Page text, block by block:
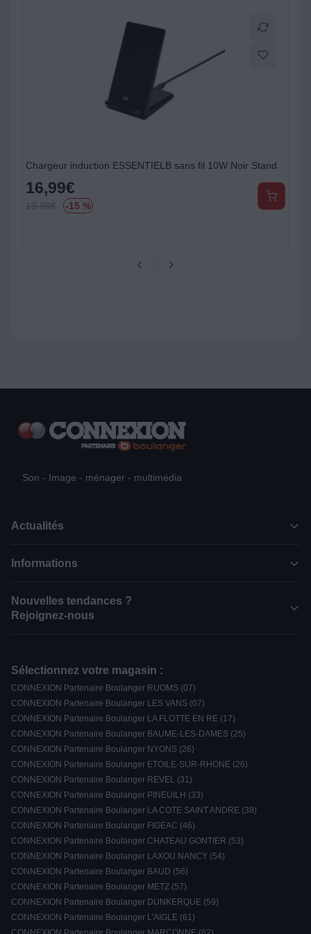
Chargeur induction ESSENTIELB sans fil 10W Noir Stand
16,99€
19.99€ -15 %
Son - Image - ménager - multimédia
Actualités
Informations
Nouvelles tendances ?
Rejoignez-nous
Sélectionnez votre magasin :
CONNEXION Partenaire Boulanger RUOMS (07)
CONNEXION Partenaire Boulanger LES VANS (07)
CONNEXION Partenaire Boulanger LA FLOTTE EN RE (17)
CONNEXION Partenaire Boulanger BAUME-LES-DAMES (25)
CONNEXION Partenaire Boulanger NYONS (26)
CONNEXION Partenaire Boulanger ETOILE-SUR-RHONE (26)
CONNEXION Partenaire Boulanger REVEL (31)
CONNEXION Partenaire Boulanger PINEUILH (33)
CONNEXION Partenaire Boulanger LA COTE SAINT ANDRE (38)
CONNEXION Partenaire Boulanger FIGEAC (46)
CONNEXION Partenaire Boulanger CHATEAU GONTIER (53)
CONNEXION Partenaire Boulanger LAXOU NANCY (54)
CONNEXION Partenaire Boulanger BAUD (56)
CONNEXION Partenaire Boulanger METZ (57)
CONNEXION Partenaire Boulanger DUNKERQUE (59)
CONNEXION Partenaire Boulanger L'AIGLE (61)